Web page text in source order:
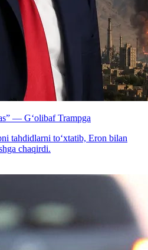
— G‘olibaf Trampga
tahdidlarni to‘xtatib, Eron bilan
chaqirdi.